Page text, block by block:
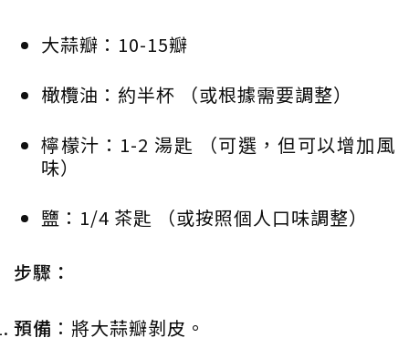
大蒜瓣：10-15瓣
橄欖油：約半杯 （或根據需要調整）
檸檬汁：1-2 湯匙 （可選，但可以增加風
味）
鹽：1/4 茶匙 （或按照個人口味調整）
步驟：
預備 ：將大蒜瓣剝皮。